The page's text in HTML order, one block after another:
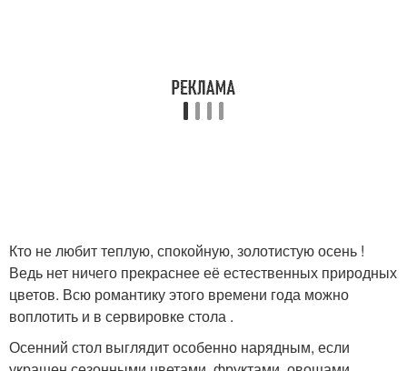
Кто не любит теплую, спокойную, золотистую осень !
Ведь нет ничего прекраснее её естественных природных
цветов. Всю романтику этого времени года можно
воплотить и в сервировке стола .
Осенний стол выглядит особенно нарядным, если